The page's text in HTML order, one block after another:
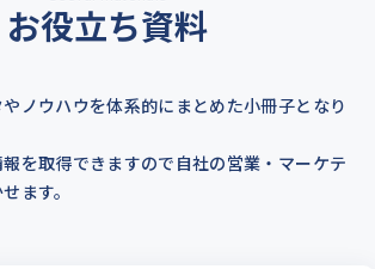
お役立ち資料
ノウハウを体系的にまとめた小冊子となり
を取得できますので自社の営業・マーケテ
ます。